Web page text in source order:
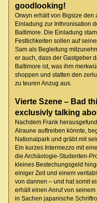
goodlooking!
Orwyn erhält von Bigsize
Einladung zur Inthronisation
Baltimore. Die Einladung
Festlichkeiten sollen auf
Sam als Begleitung
er auch, dass der Gastgeber
Baltimore ist, was ihm
shoppen und statten den
zu teuren Anzug aus.
Vierte Szene – Bad
exclusivly talking
Nachdem Frank
Alraune auftreiben könnte,
Nationalpark und gräbt mit
Ein kurzes Intermezzo mit
die Archäologie-Studenten-
kleines Bestechungsgeld
einiger Zeit und einem
von dannen – und hat somit
erhält einen Anruf von seinem
in Sachen japanische